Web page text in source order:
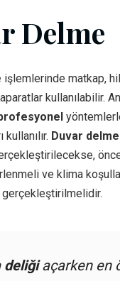
Delme
işlemlerinde matkap,
kullanılabilir.
Duvar delme
ve klima
deliğiaçarken en